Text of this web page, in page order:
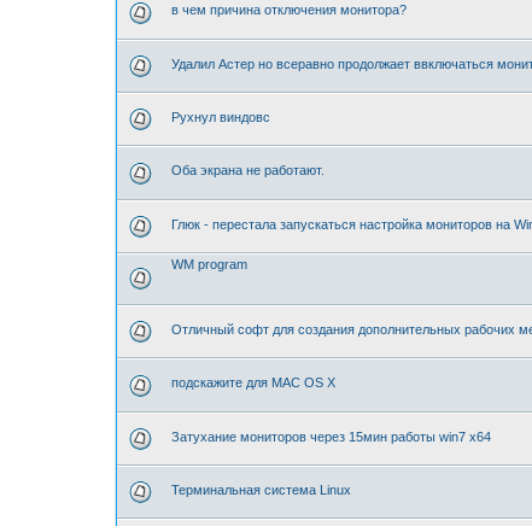
в чем причина отключения монитора?
Удалил Астер но всеравно продолжает ввключаться
Рухнул виндовс
Оба экрана не работают.
Глюк - перестала запускаться настройка мониторов на
WM program
Отличный софт для создания дополнительных рабочих
подскажите для MAC OS X
Затухание мониторов через 15мин работы win7 x64
Терминальная система Linux